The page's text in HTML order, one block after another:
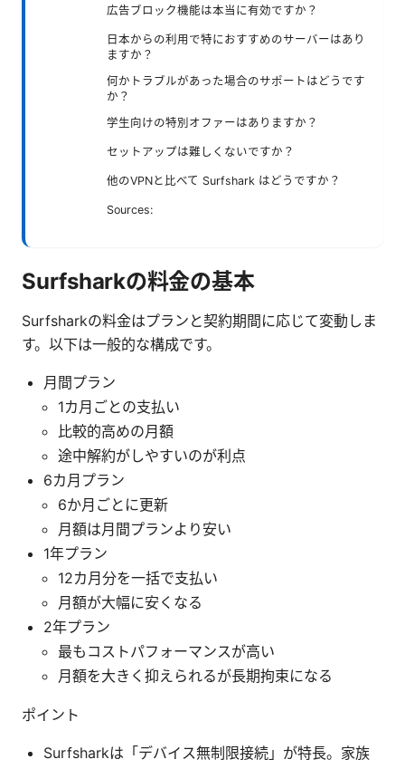
広告ブロック機能は本当に有効ですか？
日本からの利用で特におすすめのサーバーはあり
ますか？
何かトラブルがあった場合のサポートはどうです
か？
学生向けの特別オファーはありますか？
セットアップは難しくないですか？
他のVPNと比べて Surfshark はどうですか？
Sources:
Surfsharkの料金の基本
Surfsharkの料金はプランと契約期間に応じて変動しま
す。以下は一般的な構成です。
月間プラン
1カ月ごとの支払い
比較的高めの月額
途中解約がしやすいのが利点
6カ月プラン
6か月ごとに更新
月額は月間プランより安い
1年プラン
12カ月分を一括で支払い
月額が大幅に安くなる
2年プラン
最もコストパフォーマンスが高い
月額を大きく抑えられるが長期拘束になる
ポイント
Surfsharkは「デバイス無制限接続」が特長。家族